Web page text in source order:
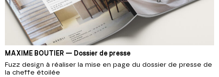
MAXIME BOUTIER — Dossier de presse
Fuzz design à réaliser la mise en page du dossier de presse de
la cheffe étoilée